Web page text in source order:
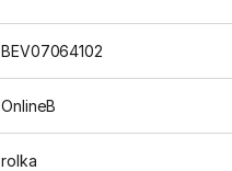
BEV07064102
OnlineB
rolka